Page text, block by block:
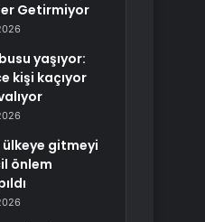
Getirmiyor
yaşıyor:
kişi kaçıyor
gitmeyi
önlem